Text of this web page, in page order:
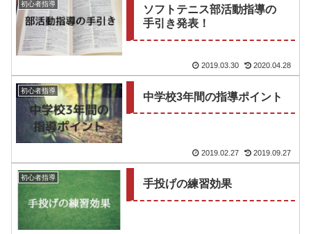
初心者指導
ソフトテニス部活動指導の
手引き発表！
2019.03.30 2020.04.28
初心者指導 中学校3年間の指導ポイント
2019.02.27 2019.09.27
初心者指導 手投げの練習効果